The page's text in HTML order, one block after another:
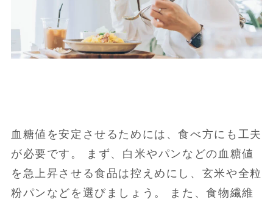
血糖値を安定させるためには、食べ方にも工夫
が必要です。 まず、白米やパンなどの血糖値
を急上昇させる食品は控えめにし、玄米や全粒
粉パンなどを選びましょう。 また、食物繊維